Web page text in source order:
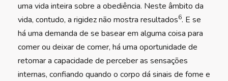
uma vida inteira sobre a obediência. Neste âmbito da
vida, contudo, a rigidez não mostra resultados6. E se
há uma demanda de se basear em alguma coisa para
comer ou deixar de comer, há uma oportunidade de
retomar a capacidade de perceber as sensações
internas, confiando quando o corpo dá sinais de fome e